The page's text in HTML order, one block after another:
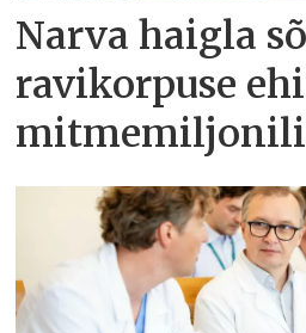
Narva haigla
ravikorpuse